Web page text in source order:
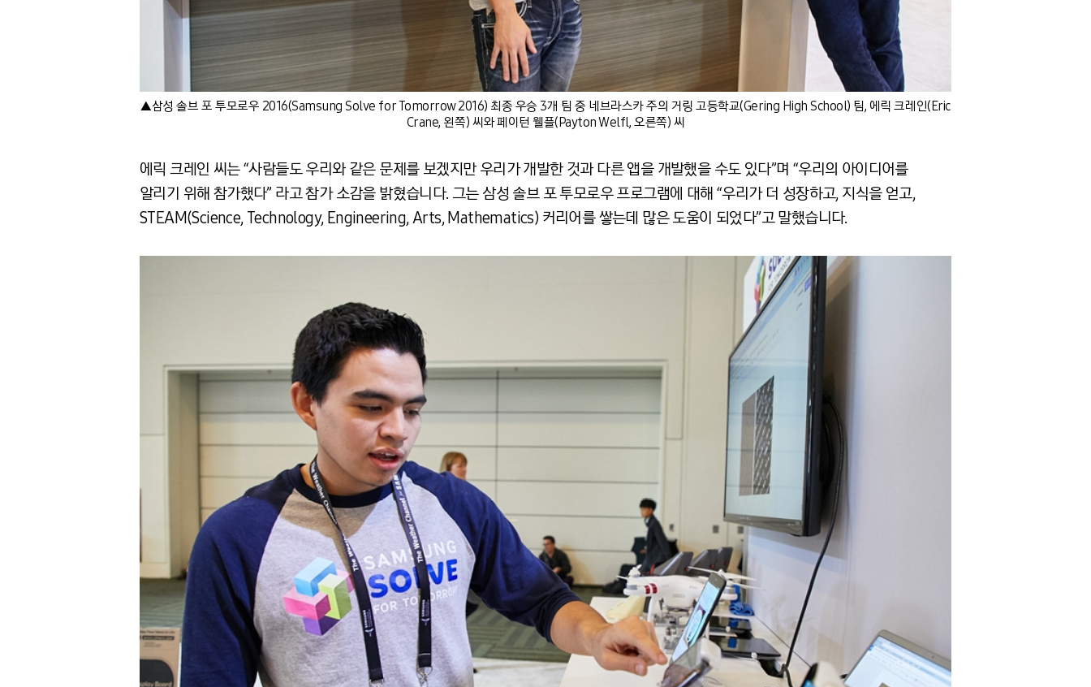
▲삼성 솔브 포 투모로우 2016(Samsung Solve for Tomorrow 2016) 최종 우승 3개 팀 중 네브라스카 주의 거링 고등학교(Gering High School) 팀, 에릭 크레인(Eric
Crane, 왼쪽) 씨와 페이턴 웰플(Payton Welfl, 오른쪽) 씨
에릭 크레인 씨는 “사람들도 우리와 같은 문제를 보겠지만 우리가 개발한 것과 다른 앱을 개발했을 수도 있다”며 “우리의 아이디어를
알리기 위해 참가했다” 라고 참가 소감을 밝혔습니다. 그는 삼성 솔브 포 투모로우 프로그램에 대해 “우리가 더 성장하고, 지식을 얻고,
STEAM(Science, Technology, Engineering, Arts, Mathematics) 커리어를 쌓는데 많은 도움이 되었다”고 말했습니다.